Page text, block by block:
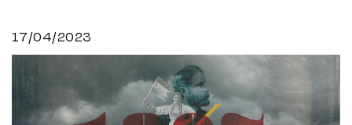
17/04/2023